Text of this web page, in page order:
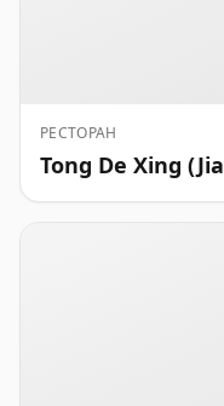
РЕСТОРАН
Tong De Xing